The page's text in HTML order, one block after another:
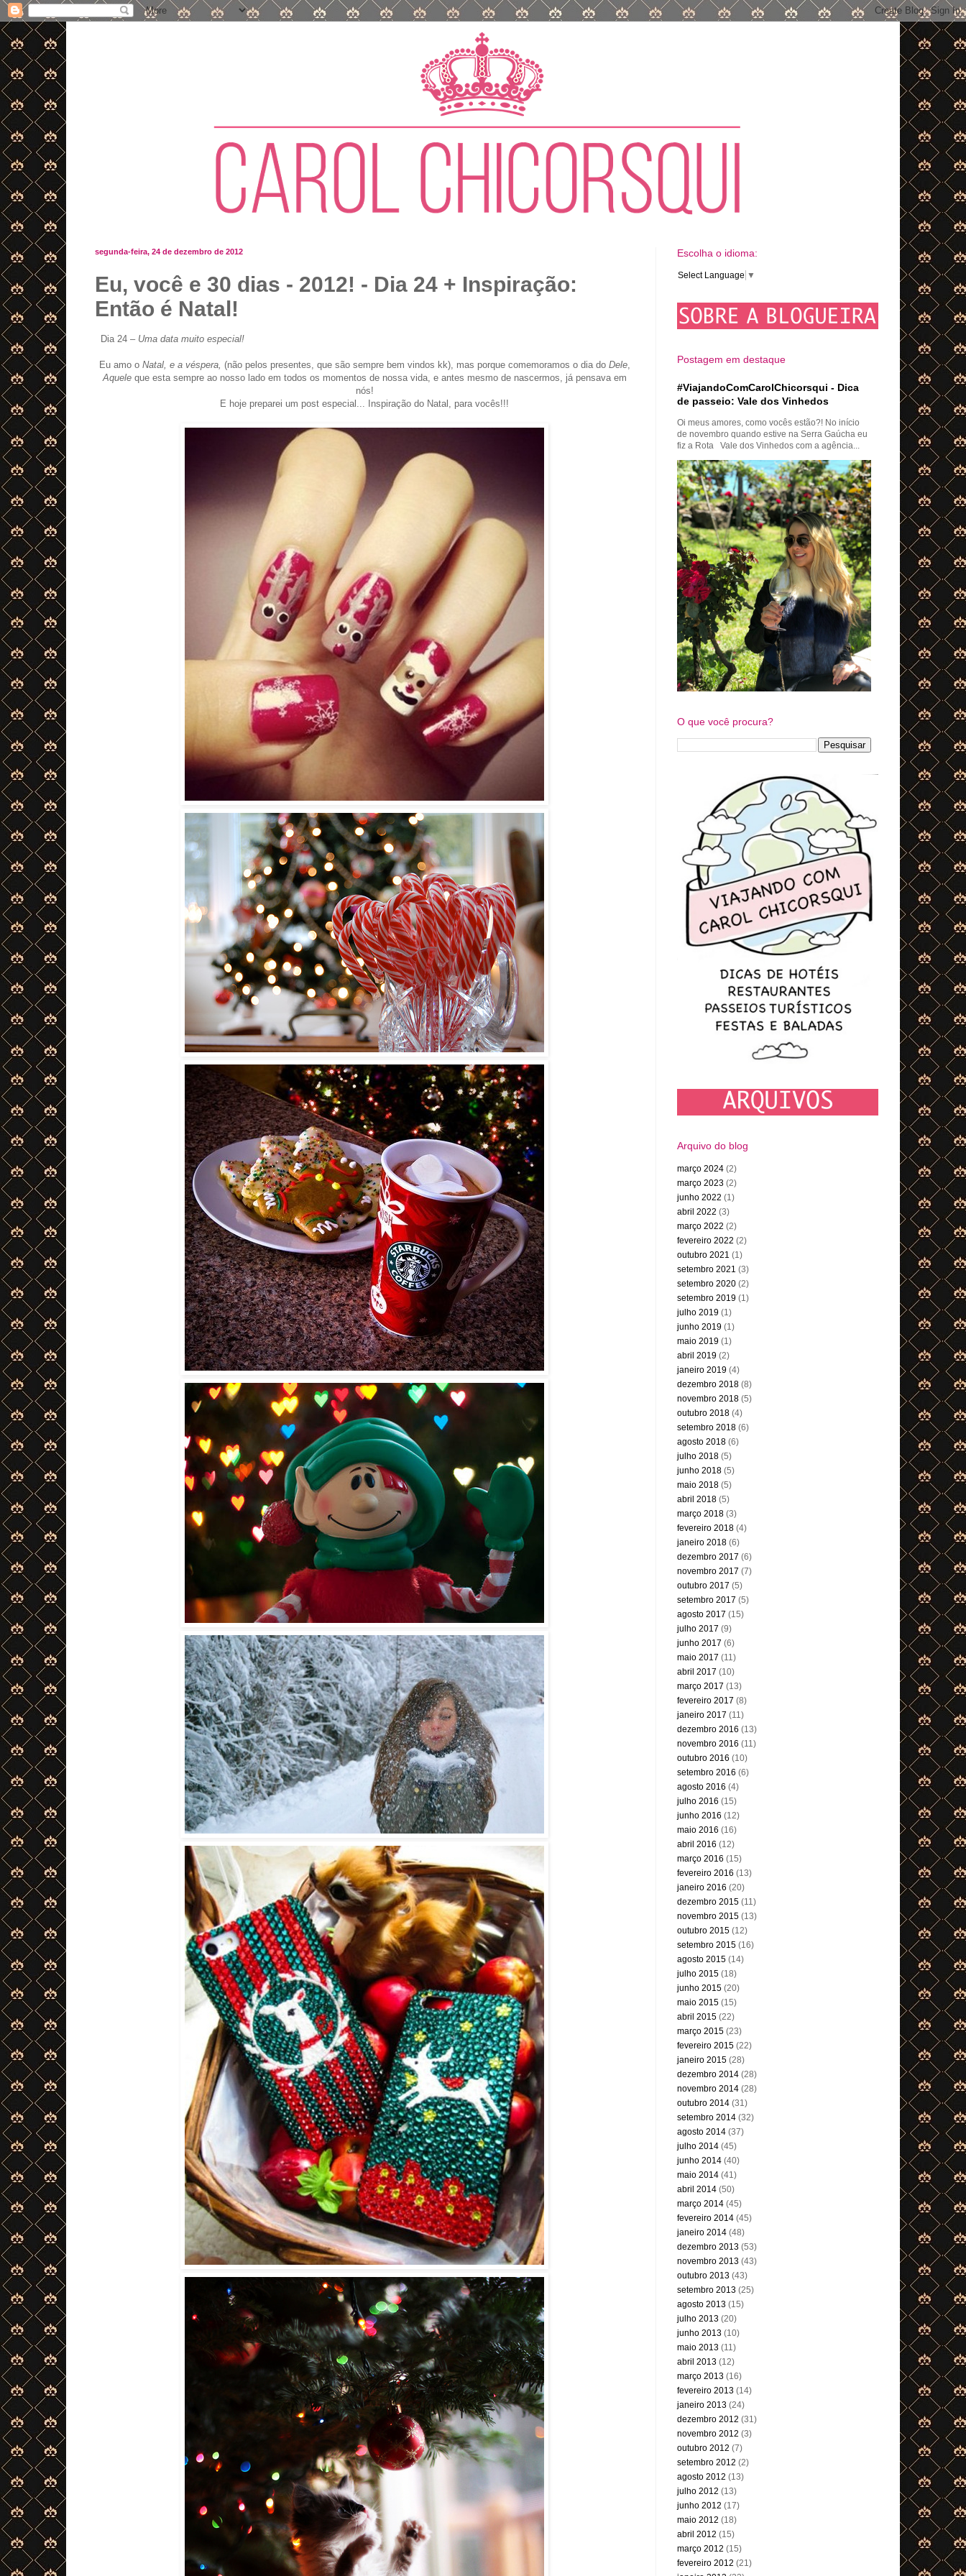
segunda-feira, 24 de dezembro de 2012
Eu, você e 30 dias - 2012! - Dia 24 + Inspiração:
Então é Natal!
Dia 24 – Uma data muito especial!
Eu amo o Natal, e a véspera, (não pelos presentes, que são sempre bem vindos kk), mas porque comemoramos o dia do Dele,
Aqueleque esta sempre ao nosso lado em todos os momentos de nossa vida, e antes mesmo de nascermos, já pensava em
nós!
E hoje preparei um post especial... Inspiração do Natal, para vocês!!!
Escolha o idioma:
Select Language ▼
Postagem em destaque
#ViajandoComCarolChicorsqui - Dica
de passeio: Vale dos Vinhedos
Oi meus amores, como vocês estão?! No início
de novembro quando estive na Serra Gaúcha eu
fiz a Rota Vale dos Vinhedos com a agência...
O que você procura?
Arquivo do blog
março 2024 (2)
março 2023 (2)
junho 2022 (1)
abril 2022 (3)
março 2022 (2)
fevereiro 2022 (2)
outubro 2021 (1)
setembro 2021 (3)
setembro 2020 (2)
setembro 2019 (1)
julho 2019 (1)
junho 2019 (1)
maio 2019 (1)
abril 2019 (2)
janeiro 2019 (4)
dezembro 2018 (8)
novembro 2018 (5)
outubro 2018 (4)
setembro 2018 (6)
agosto 2018 (6)
julho 2018 (5)
junho 2018 (5)
maio 2018 (5)
abril 2018 (5)
março 2018 (3)
fevereiro 2018 (4)
janeiro 2018 (6)
dezembro 2017 (6)
novembro 2017 (7)
outubro 2017 (5)
setembro 2017 (5)
agosto 2017 (15)
julho 2017 (9)
junho 2017 (6)
maio 2017 (11)
abril 2017 (10)
março 2017 (13)
fevereiro 2017 (8)
janeiro 2017 (11)
dezembro 2016 (13)
novembro 2016 (11)
outubro 2016 (10)
setembro 2016 (6)
agosto 2016 (4)
julho 2016 (15)
junho 2016 (12)
maio 2016 (16)
abril 2016 (12)
março 2016 (15)
fevereiro 2016 (13)
janeiro 2016 (20)
dezembro 2015 (11)
novembro 2015 (13)
outubro 2015 (12)
setembro 2015 (16)
agosto 2015 (14)
julho 2015 (18)
junho 2015 (20)
maio 2015 (15)
abril 2015 (22)
março 2015 (23)
fevereiro 2015 (22)
janeiro 2015 (28)
dezembro 2014 (28)
novembro 2014 (28)
outubro 2014 (31)
setembro 2014 (32)
agosto 2014 (37)
julho 2014 (45)
junho 2014 (40)
maio 2014 (41)
abril 2014 (50)
março 2014 (45)
fevereiro 2014 (45)
janeiro 2014 (48)
dezembro 2013 (53)
novembro 2013 (43)
outubro 2013 (43)
setembro 2013 (25)
agosto 2013 (15)
julho 2013 (20)
junho 2013 (10)
maio 2013 (11)
abril 2013 (12)
março 2013 (16)
fevereiro 2013 (14)
janeiro 2013 (24)
dezembro 2012 (31)
novembro 2012 (3)
outubro 2012 (7)
setembro 2012 (2)
agosto 2012 (13)
julho 2012 (13)
junho 2012 (17)
maio 2012 (18)
abril 2012 (15)
março 2012 (15)
fevereiro 2012 (21)